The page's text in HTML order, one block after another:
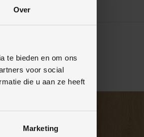
Over
te bieden en om ons
voor social
die u aan ze heeft
Marketing